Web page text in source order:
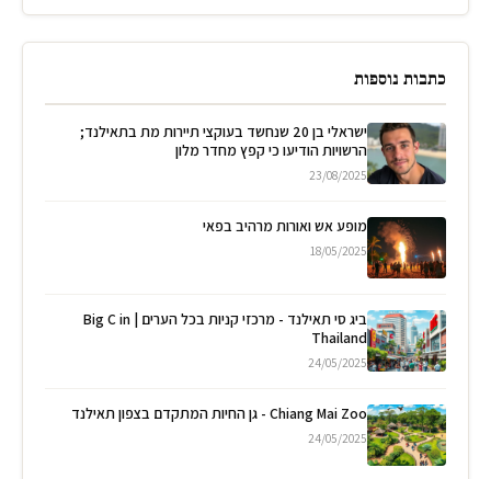
כתבות נוספות
ישראלי בן 20 שנחשד בעוקצי תיירות מת בתאילנד;
הרשויות הודיעו כי קפץ מחדר מלון
23/08/2025
מופע אש ואורות מרהיב בפאי
18/05/2025
ביג סי תאילנד - מרכזי קניות בכל הערים | Big C in
Thailand
24/05/2025
Chiang Mai Zoo - גן החיות המתקדם בצפון תאילנד
24/05/2025